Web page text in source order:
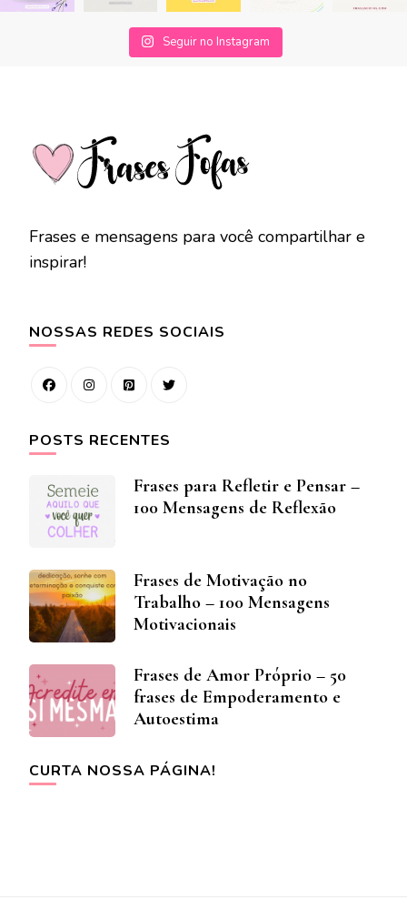
Seguir no Instagram
Frases e mensagens para você compartilhar e
inspirar!
NOSSAS REDES SOCIAIS
POSTS RECENTES
Frases para Refletir e Pensar –
100 Mensagens de Reflexão
Frases de Motivação no
Trabalho – 100 Mensagens
Motivacionais
Frases de Amor Próprio – 50
frases de Empoderamento e
Autoestima
CURTA NOSSA PÁGINA!